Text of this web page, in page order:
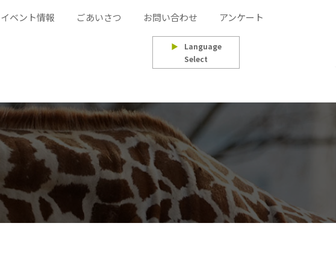
イベント情報 ごあいさつ お問い合わせ アンケート
▶
Language
Select